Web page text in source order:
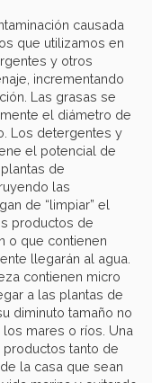
causada
que utilizamos en
y otros
incrementando
Las grasas se
el diámetro de
Los detergentes y
el potencial de
de
las
de “limpiar” el
productos de
o que contienen
llegarán al agua.
contienen micro
a las plantas de
diminuto tamaño no
mares o ríos. Una
tanto de
la casa que sean